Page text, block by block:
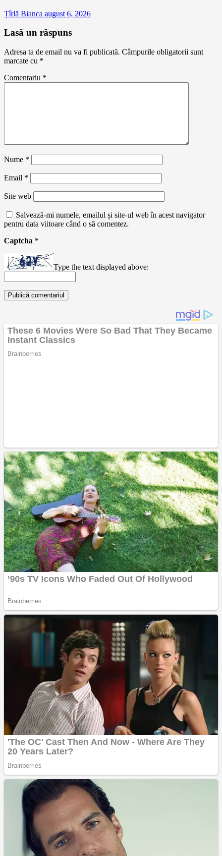
Țîrlă Bianca august 6, 2026
Lasă un răspuns
Adresa ta de email nu va fi publicată. Câmpurile obligatorii sunt
marcate cu *
Comentariu *
Nume *
Email *
Site web
Salvează-mi numele, emailul și site-ul web în acest navigator
pentru data viitoare când o să comentez.
Captcha *
Type the text displayed above: